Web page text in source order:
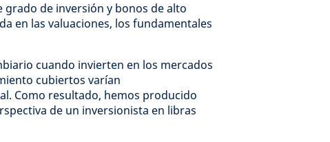
de inversión y bonos de alto
en las valuaciones, los fundamentales
cuando invierten en los mercados
cubiertos varían
Como resultado, hemos producido
de un inversionista en libras